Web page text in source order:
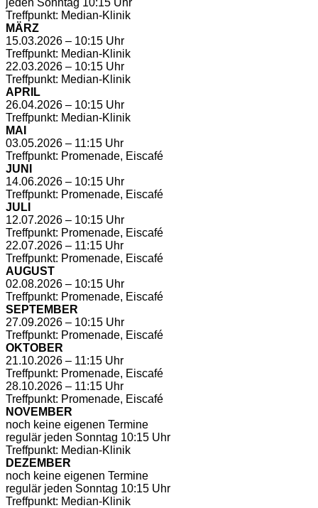
Treffpunkt: Median-Klinik
MÄRZ
15.03.2026 – 10:15 Uhr
Treffpunkt: Median-Klinik
22.03.2026 – 10:15 Uhr
Treffpunkt: Median-Klinik
APRIL
26.04.2026 – 10:15 Uhr
Treffpunkt: Median-Klinik
MAI
03.05.2026 – 11:15 Uhr
Treffpunkt: Promenade, Eiscafé
JUNI
14.06.2026 – 10:15 Uhr
Treffpunkt: Promenade, Eiscafé
JULI
12.07.2026 – 10:15 Uhr
Treffpunkt: Promenade, Eiscafé
22.07.2026 – 11:15 Uhr
Treffpunkt: Promenade, Eiscafé
AUGUST
02.08.2026 – 10:15 Uhr
Treffpunkt: Promenade, Eiscafé
SEPTEMBER
27.09.2026 – 10:15 Uhr
Treffpunkt: Promenade, Eiscafé
OKTOBER
21.10.2026 – 11:15 Uhr
Treffpunkt: Promenade, Eiscafé
28.10.2026 – 11:15 Uhr
Treffpunkt: Promenade, Eiscafé
NOVEMBER
noch keine eigenen Termine
regulär jeden Sonntag 10:15 Uhr
Treffpunkt: Median-Klinik
DEZEMBER
noch keine eigenen Termine
regulär jeden Sonntag 10:15 Uhr
Treffpunkt: Median-Klinik